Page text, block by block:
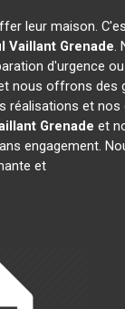
leur maison.
Vaillant Grenade.
d'urgence
nous offrons des
et
Grenade et
engagement.
et